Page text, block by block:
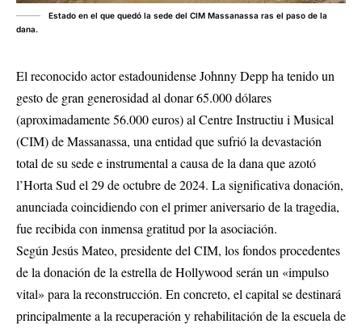
Estado en el que quedó la sede del CIM Massanassa ras el paso de la
dana.
El reconocido actor estadounidense Johnny Depp ha tenido un
gesto de gran generosidad al donar 65.000 dólares
(aproximadamente 56.000 euros) al Centre Instructiu i Musical
(CIM) de Massanassa, una entidad que sufrió la devastación
total de su sede e instrumental a causa de la dana que azotó
l’Horta Sud el 29 de octubre de 2024. La significativa donación,
anunciada coincidiendo con el primer aniversario de la tragedia,
fue recibida con inmensa gratitud por la asociación.
Según Jesús Mateo, presidente del CIM, los fondos procedentes
de la donación de la estrella de Hollywood serán un «impulso
vital» para la reconstrucción. En concreto, el capital se destinará
principalmente a la recuperación y rehabilitación de la escuela de